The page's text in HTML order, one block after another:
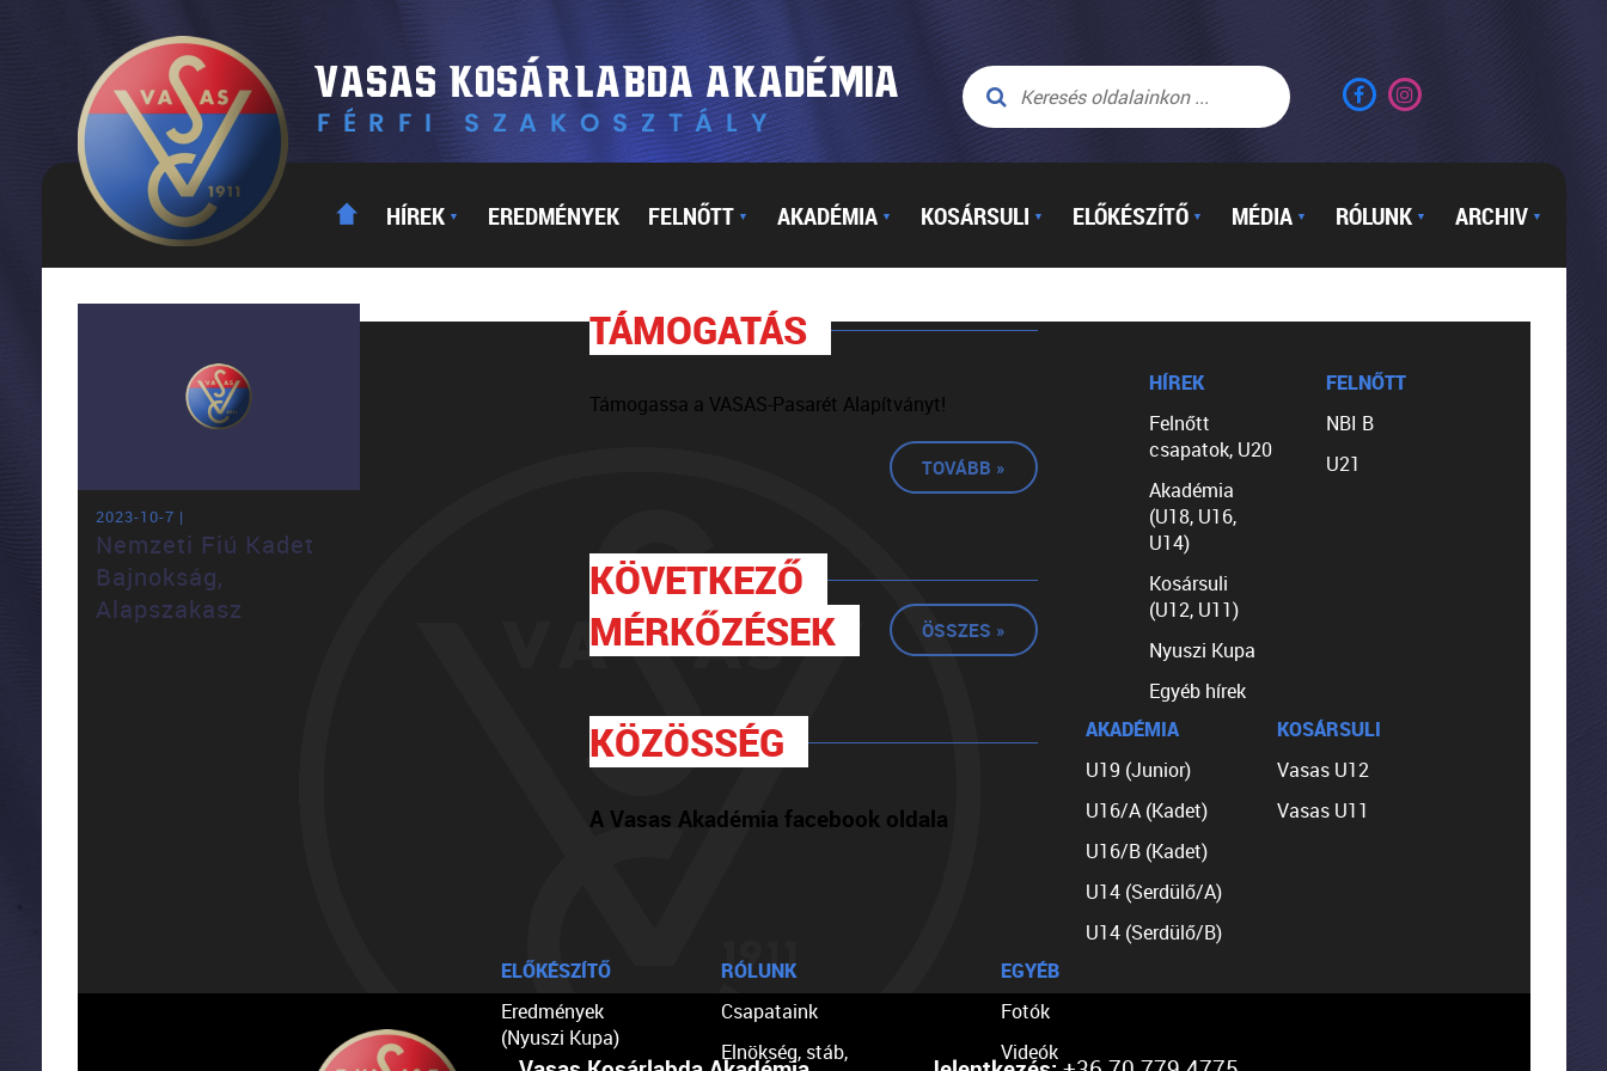
HÍREK ▼ EREDMÉNYEK FELNŐTT ▼ AKADÉMIA ▼ KOSÁRSULI ▼ ELŐKÉSZÍTŐ ▼ MÉDIA ▼ RÓLUNK ▼ ARCHIV ▼
2023-10-7 |
Nemzeti Fiú Kadet
Bajnokság,
Alapszakasz
TÁMOGATÁS
Támogassa a VASAS-Pasarét Alapítványt!
TOVÁBB »
KÖVETKEZŐ
MÉRKŐZÉSEK
ÖSSZES »
KÖZÖSSÉG
A Vasas Akadémia facebook oldala
HÍREK
Felnőtt
csapatok, U20
Akadémia
(U18, U16,
U14)
Kosársuli
(U12, U11)
Nyuszi Kupa
Egyéb hírek
FELNŐTT
NBI B
U21
AKADÉMIA
U19 (Junior)
U16/A (Kadet)
U16/B (Kadet)
U14 (Serdülő/A)
U14 (Serdülő/B)
KOSÁRSULI
Vasas U12
Vasas U11
ELŐKÉSZÍTŐ
Eredmények
(Nyuszi Kupa)
RÓLUNK
Csapataink
Elnökség, stáb,
EGYÉB
Fotók
Videók